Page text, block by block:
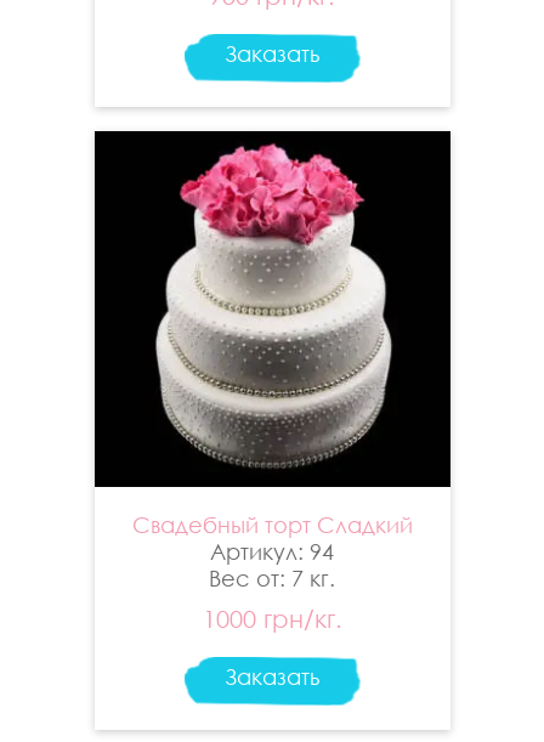
Заказать
Свадебный торт Сладкий
Артикул: 94
Вес от: 7 кг.
1000 грн/кг.
Заказать